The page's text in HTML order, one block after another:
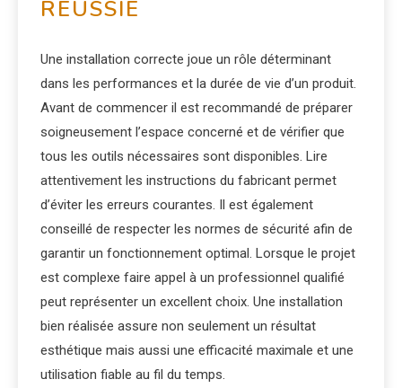
RÉUSSIE
Une installation correcte joue un rôle déterminant
dans les performances et la durée de vie d’un produit.
Avant de commencer il est recommandé de préparer
soigneusement l’espace concerné et de vérifier que
tous les outils nécessaires sont disponibles. Lire
attentivement les instructions du fabricant permet
d’éviter les erreurs courantes. Il est également
conseillé de respecter les normes de sécurité afin de
garantir un fonctionnement optimal. Lorsque le projet
est complexe faire appel à un professionnel qualifié
peut représenter un excellent choix. Une installation
bien réalisée assure non seulement un résultat
esthétique mais aussi une efficacité maximale et une
utilisation fiable au fil du temps.